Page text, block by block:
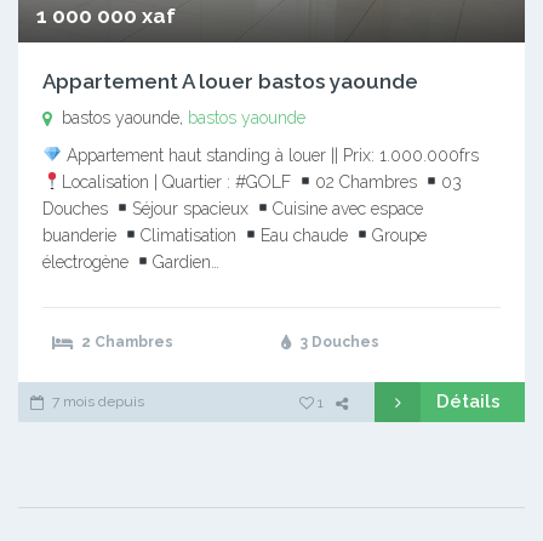
1 000 000 xaf
Appartement A louer bastos yaounde
bastos yaounde, bastos yaounde
Appartement haut standing à louer || Prix: 1.000.000frs
Localisation | Quartier : #GOLF
02 Chambres
03
Douches
Séjour spacieux
Cuisine avec espace
buanderie
Climatisation Eau chaude
Groupe
électrogène
Gardien…
2 Chambres 3 Douches
7 mois depuis 1 Détails